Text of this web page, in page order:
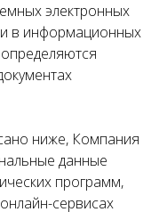
электронных
в информационных
ниже, Компания
данные
программ,
сервисах